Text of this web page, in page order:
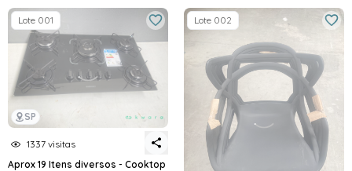
SP
Lote 001
1337 visitas
Aprox 19 Itens diversos - Cooktop
Lote 002